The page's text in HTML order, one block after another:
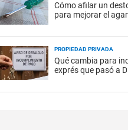
Cómo afilar un
para mejorar el
PROPIEDAD PRIVADA
Qué cambia para
exprés que pasó a